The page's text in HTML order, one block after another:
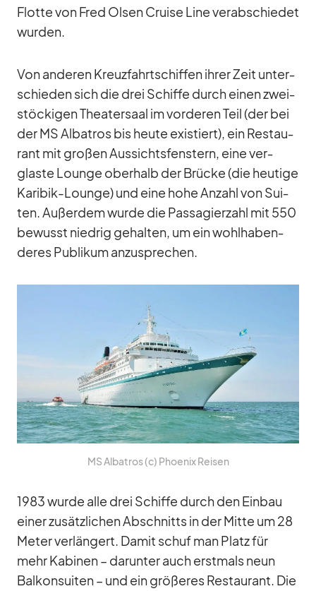
Flotte von Fred Ol­sen Cruise Line ver­ab­schie­det
wur­den.
Von an­de­ren Kreuz­fahrt­schif­fen ih­rer Zeit un­ter­
schie­den sich die drei Schiffe durch ei­nen zwei­
stö­cki­gen Thea­ter­saal im vor­de­ren Teil (der bei
der MS Al­ba­tros bis heute exis­tiert), ein Re­stau­
rant mit gro­ßen Aus­sichts­fens­tern, eine ver­
glaste Lounge ober­halb der Brü­cke (die heu­tige
Ka­ri­bik-Lounge) und eine hohe An­zahl von Sui­
ten. Au­ßer­dem wurde die Pas­sa­gier­zahl mit 550
be­wusst nied­rig ge­hal­ten, um ein wohl­ha­ben­
de­res Pu­bli­kum an­zu­spre­chen.
MS Al­ba­tros (c) Phoe­nix Rei­sen
1983 wurde alle drei Schiffe durch den Ein­bau
ei­ner zu­sätz­li­chen Ab­schnitts in der Mitte um 28
Me­ter ver­län­gert. Da­mit schuf man Platz für
mehr Ka­bi­nen – dar­un­ter auch erst­mals neun
Bal­kon­sui­ten – und ein grö­ße­res Re­stau­rant. Die